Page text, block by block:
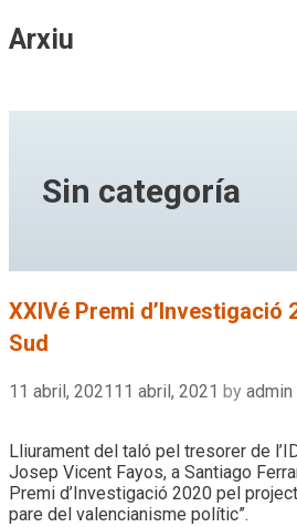
Arxiu
Sin categoría
XXIVé Premi d’Investigació
Sud
11 abril, 2021 11 abril, 2021 by admin
Lliurament del taló pel tresorer de
Josep Vicent Fayos, a Santiago
Premi d’Investigació 2020 pel
pare del valencianisme polític”.